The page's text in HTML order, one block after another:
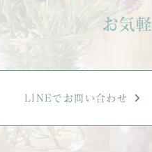
お気
LINEでお問い合わせ